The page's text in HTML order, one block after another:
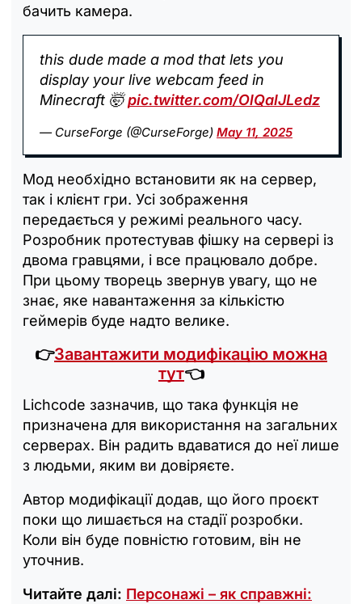
бачить камера.
this dude made a mod that lets you
display your live webcam feed in
Minecraft 🤯pic.twitter.com/OlQalJLedz
— CurseForge (@CurseForge) May 11, 2025
Мод необхідно встановити як на сервер,
так і клієнт гри. Усі зображення
передається у режимі реального часу.
Розробник протестував фішку на сервері із
двома гравцями, і все працювало добре.
При цьому творець звернув увагу, що не
знає, яке навантаження за кількістю
геймерів буде надто велике.
👉Завантажити модифікацію можна
тут👈
Lichcode зазначив, що така функція не
призначена для використання на загальних
серверах. Він радить вдаватися до неї лише
з людьми, яким ви довіряєте.
Автор модифікації додав, що його проєкт
поки що лишається на стадії розробки.
Коли він буде повністю готовим, він не
уточнив.
Читайте далі: Персонажі – як справжні: